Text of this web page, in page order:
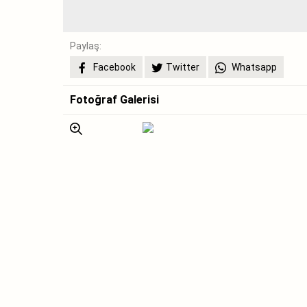
Paylaş:
Facebook
Twitter Whatsapp
Fotoğraf Galerisi